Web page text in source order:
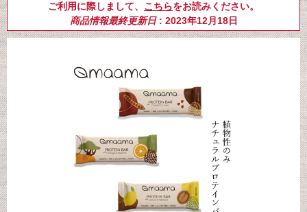
ご利用に際しまして、 こちらをお読みください。
商品情報最終更新日: 2023年12月18日